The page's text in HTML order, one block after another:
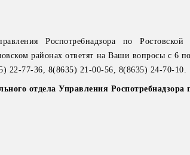
Роспотребнадзора по
районах ответят на Ваши вопросы с 6
22-77-36, 8(8635) 21-00-56, 8(8635) 24-70-10.
отдела Управления Роспотребнадзора